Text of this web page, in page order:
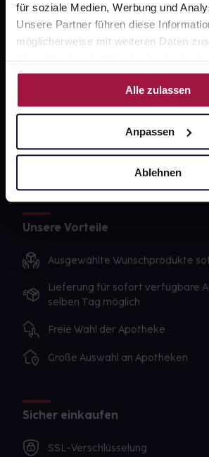
für soziale Medien, Werbung und
Unsere Partner führen diese
möglicherweise mit weiteren Daten
ihnen bereitgestellt hast oder die sie
Nutzung der Dienste gesammelt
Alle zulassen
Anpassen
Ablehnen
Barrierefreiheitserklärung
PAYBACK
Datenschutz
Unsere Vorteile
Ausgewählte Wunschprodukte
Lieferung für sofort verfügbare
selben Tag möglich
Freie Wahl der Apotheke
Große Auswahl an Apotheken
Sicher einkaufen
SSL-Verschlüsselung